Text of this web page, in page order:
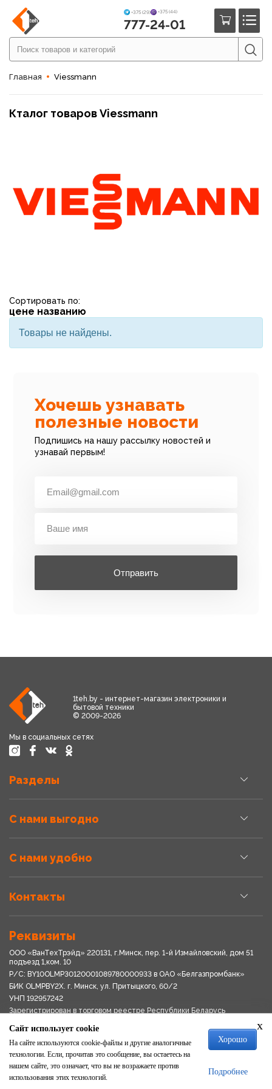
+375 (29) +375 (44)
777-24-01
Главная Viessmann
Кталог товаров Viessmann
Сортировать по:
цене названию
Товары не найдены.
Хочешь узнавать
полезные новости
Подпишись на нашу рассылку новостей и
узнавай первым!
Отправить
1teh.by - интернет-магазин электроники и
бытовой техники
© 2009-2026
Мы в социальных сетях
Разделы
С нами выгодно
С нами удобно
Контакты
Реквизиты
ООО «ВанТехТрэйд» 220131, г.Минск, пер. 1-й Измайловский, дом 51
подъезд 1,ком. 10
Р/С: BY10OLMP30120001089780000933 в OАО «Белгазпромбанк»
БИК OLMPBY2X. г. Минск, ул. Притыцкого, 60/2
УНП 192957242
Зарегистрирован в торговом реестре Республики Беларусь
Свидетельство о регистрации № 192957242выдано 18.08.2017
Мингориспоплком
Политика обработки персональных данных
Положение о системе видеонаблюдения
Политика в отношении обработки файлов cookie
x
Сайт использует cookie
На сайте используются cookie-файлы и другие аналогичные
технологии. Если, прочитав это сообщение, вы остаетесь на
нашем сайте, это означает, что вы не возражаете против
использования этих технологий.
Хорошо
Подробнее